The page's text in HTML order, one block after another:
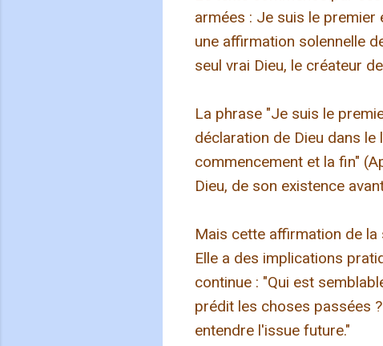
armées : Je suis le premier
une affirmation solennelle
seul vrai Dieu, le créateur
La phrase "Je suis le
déclaration de Dieu dans le
commencement et la fin"
Dieu, de son existence
Mais cette affirmation de la
Elle a des implications
continue : "Qui est
prédit les choses passées
entendre l'issue future."